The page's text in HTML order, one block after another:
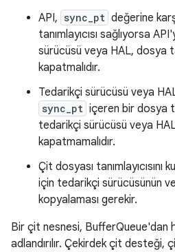
API, sync_pt değerine
tanımlayıcısı sağlıyorsa
sürücüsü veya HAL, dosya
kapatmalıdır.
Tedarikçi sürücüsü veya
sync_pt içeren bir dosya
tedarikçi sürücüsü veya HAL,
kapatmamalıdır.
Çit dosyası
için tedarikçi sürücüsünün
kopyalaması gerekir.
Bir çit nesnesi, BufferQueue'dan
adlandırılır. Çekirdek çit desteği,